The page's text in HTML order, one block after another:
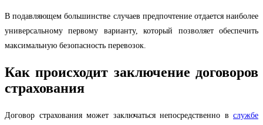
В подавляющем большинстве случаев предпочтение отдается наиболее
универсальному первому варианту, который позволяет обеспечить
максимальную безопасность перевозок.
Как происходит заключение договоров
страхования
Договор страхования может заключаться непосредственно в службе